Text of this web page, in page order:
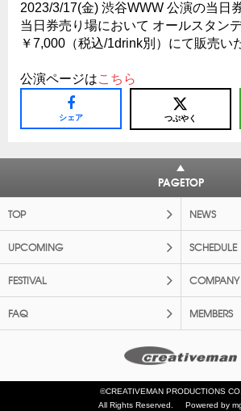
2023/3/17(金) 渋谷WWW 公演の当日
当日券売り場において オールスタン
￥7,000（税込/1drink別）にて販売い
公演ページはこちら
シェア つぶやく
PAGETOP
TOP NEWS
UPCOMING SCHEDULE
FESTIVAL COMPANY
FAQ MEMBERS
©CREATIVEMAN PRODUCTIONS
All Rights Reserved.
Powered by